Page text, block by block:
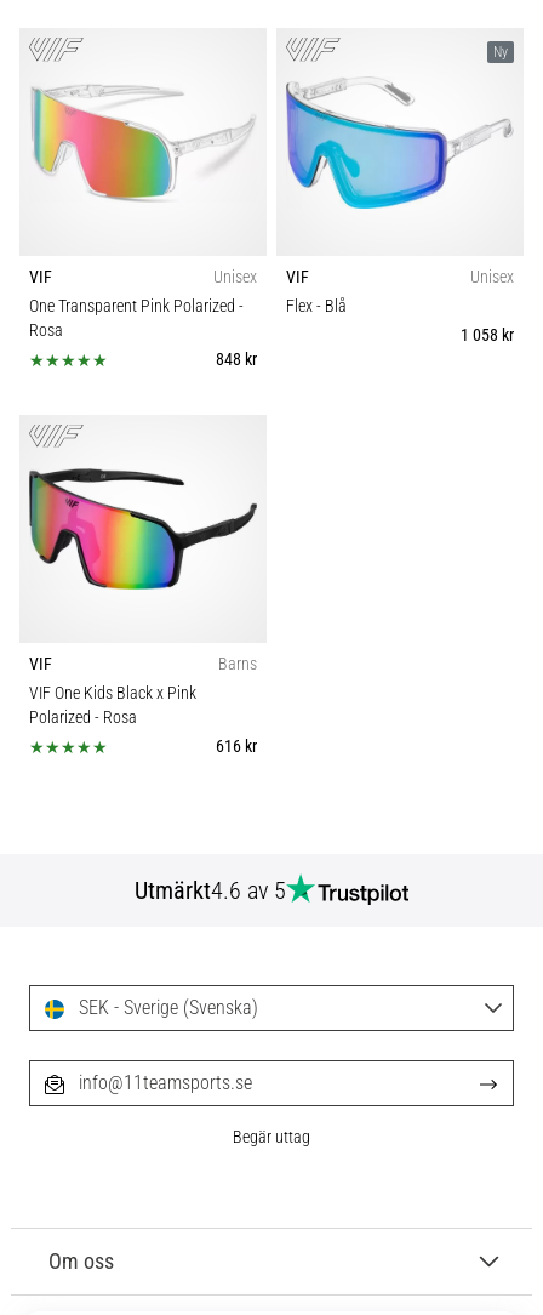
VIF
Unisex
One Transparent Pink Polarized -
Rosa
848 kr
Ny
VIF
Unisex
Flex- Blå
1 058 kr
VIF
Barns
VIF One Kids Black x Pink
Polarized - Rosa
616 kr
Utmärkt4.6 av 5
Om oss
SEK - Sverige (Svenska)
info@11teamsports.se
Begär uttag